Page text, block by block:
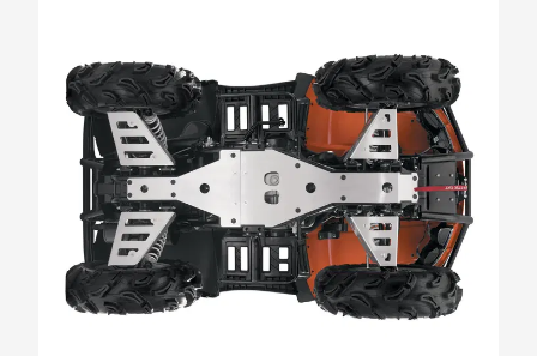
MY08-MY10 01[1]
2009 400 2x4 og 4x4 EFT
2009 500 TRV EFT PM Street Legal MY09
2009 650 H1 EFT PM T3
2009 700 H1 EFI Cruiser EFT PM Street Legal
MY09
2009 700 H1 EFI EFT Panther EFT PM MY09
2009 700 H1 EFI TRV EFT PM Street Legal MY09
01